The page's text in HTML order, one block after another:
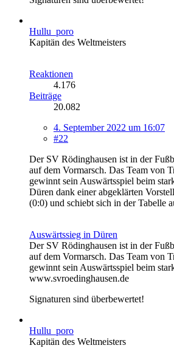
Hullu_poro
Kapitän des Weltmeisters
Reaktionen
4.176
Beiträge
20.082
4. September 2022 um 16:07
#22
Der SV Rödinghausen ist in der
auf dem Vormarsch. Das Team von
gewinnt sein Auswärtsspiel beim
Düren dank einer abgeklärten
(0:0) und schiebt sich in der Tabelle
Auswärtssieg in Düren
Der SV Rödinghausen ist in der
auf dem Vormarsch. Das Team von
gewinnt sein Auswärtsspiel beim
www.svroedinghausen.de
Signaturen sind überbewertet!
Hullu_poro
Kapitän des Weltmeisters